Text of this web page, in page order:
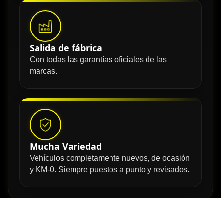
Salida de fábrica
Con todas las garantías oficiales de las
marcas.
Mucha Variedad
Vehículos completamente nuevos, de ocasión
y KM-0. Siempre puestos a punto y revisados.